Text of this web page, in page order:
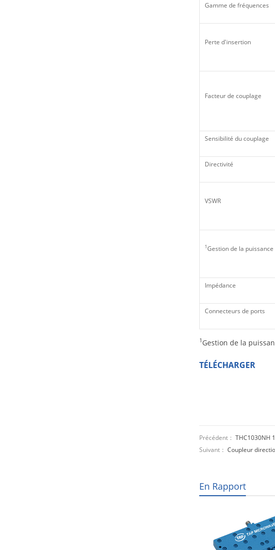
Gamme de fréquences
Perte d'insertion
Facteur de couplage
Sensibilité du couplage
Directivité
VSWR
1Gestion de la puissance
Impédance
Connecteurs de ports
1 Gestion de la
TÉLÉCHARGER
Précédent： THC1030NH
Suivant： Coupleur
En Rapport